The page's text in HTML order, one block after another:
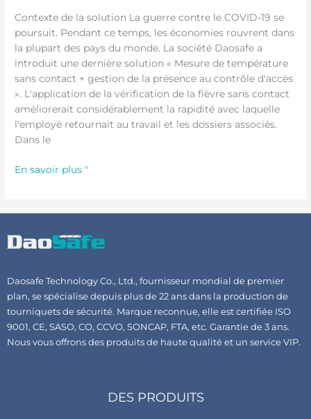
Contexte de la solution La guerre contre le COVID-19 se
poursuit. Pendant ce temps, les économies rouvrent dans
la plupart des pays du monde. La société Daosafe a
introduit une dernière solution « Mesure de température
sans contact + gestion de la présence au contrôle d'accès
». L'application de la vérification de la fièvre sans contact
améliorerait considérablement la rapidité avec laquelle
l'employé retournait au travail et les dossiers associés.
Dans le
de
température
sans
contact
+
gestion
de
la
présence
contrôle
En savoir plus "
Daosafe Technology Co., Ltd., fournisseur mondial de premier
plan, se spécialise depuis plus de 22 ans dans la production de
tourniquets de sécurité. Marque reconnue, elle est certifiée ISO
9001, CE, SASO, CO, CCVO, SONCAP, FTA, etc. Garantie de 3 ans.
Nous vous offrons des produits de haute qualité et un service VIP.
DES PRODUITS